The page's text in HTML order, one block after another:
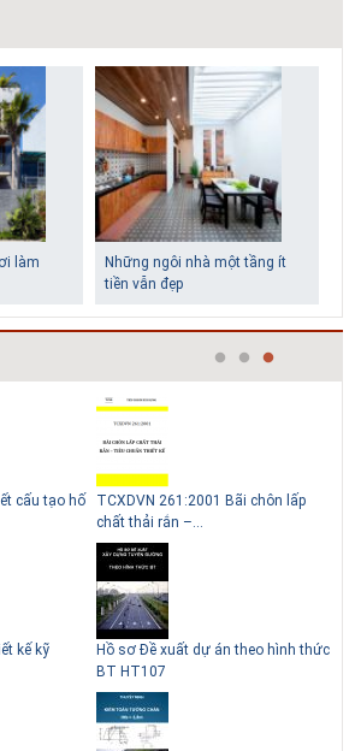
làm
Những ngôi nhà một tầng ít
tiền vẫn đẹp
block
Thiết kế nhà siêu nhỏ độc đáo
Giải pháp xử lý thấm chân
cấu tạo hố
kế kỹ
TCXDVN 261:2001 Bãi chôn lấp
chất thải rắn –...
Hồ sơ Đề xuất dự án theo hình thức
BT HT107